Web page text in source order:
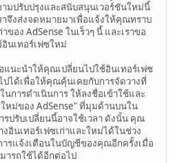
มปรับปรุงและสนับสนุนเวอร์ชันใหม่นี้
าจึงส่งจดหมายมาเพื่อแจ้งให้คุณทราบ
ของ AdSense ในเร็วๆ นี้ และเราขอ
นเทอร์เฟซใหม่
แนะนำให้คุณเปลี่ยนไปใช้อินเทอร์เฟซ
ปได้เพื่อให้คุณคุ้นเคยกับการจัดวางที่
การดำเนินการ ให้ลงชื่อเข้าใช้และ
หม่ของ AdSense" ที่มุมด้านบนใน
ปรับเปลี่ยนนี้อาจใช้เวลา ดังนั้น คุณ
อินเทอร์เฟซเก่าและใหม่ได้ในช่วง
รแจ้งเตือนในบัญชีของคุณอีกครั้งเมื่อ
ารถใช้ได้อีกต่อไป